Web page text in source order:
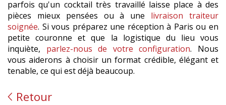
parfois qu'un cocktail très travaillé laisse place à des
pièces mieux pensées ou à une livraison traiteur
soignée. Si vous préparez une réception à Paris ou en
petite couronne et que la logistique du lieu vous
inquiète, parlez-nous de votre configuration. Nous
vous aiderons à choisir un format crédible, élégant et
tenable, ce qui est déjà beaucoup.
Retour